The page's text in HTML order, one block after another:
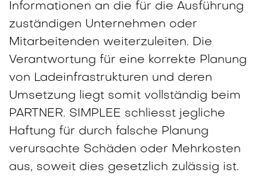
Informationen an die für die Ausführung
zuständigen Unternehmen oder
Mitarbeitenden weiterzuleiten. Die
Verantwortung für eine korrekte Planung
von Ladeinfrastrukturen und deren
Umsetzung liegt somit vollständig beim
PARTNER. SIMPLEE schliesst jegliche
Haftung für durch falsche Planung
verursachte Schäden oder Mehrkosten
aus, soweit dies gesetzlich zulässig ist.